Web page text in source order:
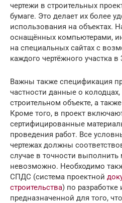
чертежи в строительных
бумаге. Это делает их более
использования на объектах.
оснащённых компьютерами,
на специальных сайтах с
каждого чертёжного участка в
Важны также спецификация
частности данные о
строительном объекте, а
Кроме того, в проект
сертифицированные
проведения работ. Все
чертежах должны
случае в точности
невозможно. Необходимо
СПДС (система проектной
строительства) по разработке
предназначенной для того,